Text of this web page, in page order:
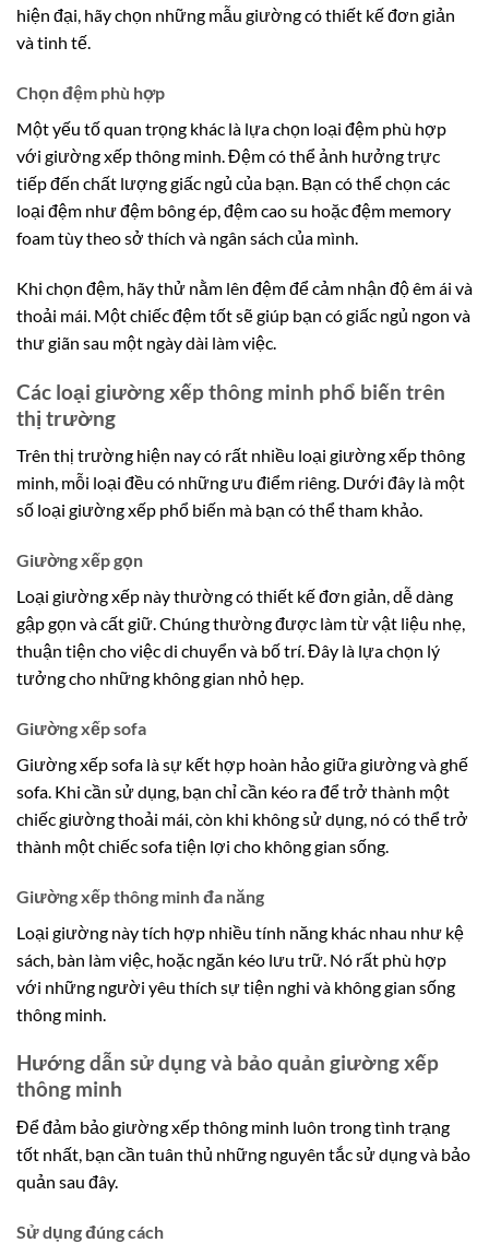
hiện đại, hãy chọn những mẫu giường có thiết kế đơn giản
và tinh tế.
Chọn đệm phù hợp
Một yếu tố quan trọng khác là lựa chọn loại đệm phù hợp
với giường xếp thông minh. Đệm có thể ảnh hưởng trực
tiếp đến chất lượng giấc ngủ của bạn. Bạn có thể chọn các
loại đệm như đệm bông ép, đệm cao su hoặc đệm memory
foam tùy theo sở thích và ngân sách của mình.
Khi chọn đệm, hãy thử nằm lên đệm để cảm nhận độ êm ái và
thoải mái. Một chiếc đệm tốt sẽ giúp bạn có giấc ngủ ngon và
thư giãn sau một ngày dài làm việc.
Các loại giường xếp thông minh phổ biến trên
thị trường
Trên thị trường hiện nay có rất nhiều loại giường xếp thông
minh, mỗi loại đều có những ưu điểm riêng. Dưới đây là một
số loại giường xếp phổ biến mà bạn có thể tham khảo.
Giường xếp gọn
Loại giường xếp này thường có thiết kế đơn giản, dễ dàng
gập gọn và cất giữ. Chúng thường được làm từ vật liệu nhẹ,
thuận tiện cho việc di chuyển và bố trí. Đây là lựa chọn lý
tưởng cho những không gian nhỏ hẹp.
Giường xếp sofa
Giường xếp sofa là sự kết hợp hoàn hảo giữa giường và ghế
sofa. Khi cần sử dụng, bạn chỉ cần kéo ra để trở thành một
chiếc giường thoải mái, còn khi không sử dụng, nó có thể trở
thành một chiếc sofa tiện lợi cho không gian sống.
Giường xếp thông minh đa năng
Loại giường này tích hợp nhiều tính năng khác nhau như kệ
sách, bàn làm việc, hoặc ngăn kéo lưu trữ. Nó rất phù hợp
với những người yêu thích sự tiện nghi và không gian sống
thông minh.
Hướng dẫn sử dụng và bảo quản giường xếp
thông minh
Để đảm bảo giường xếp thông minh luôn trong tình trạng
tốt nhất, bạn cần tuân thủ những nguyên tắc sử dụng và bảo
quản sau đây.
Sử dụng đúng cách